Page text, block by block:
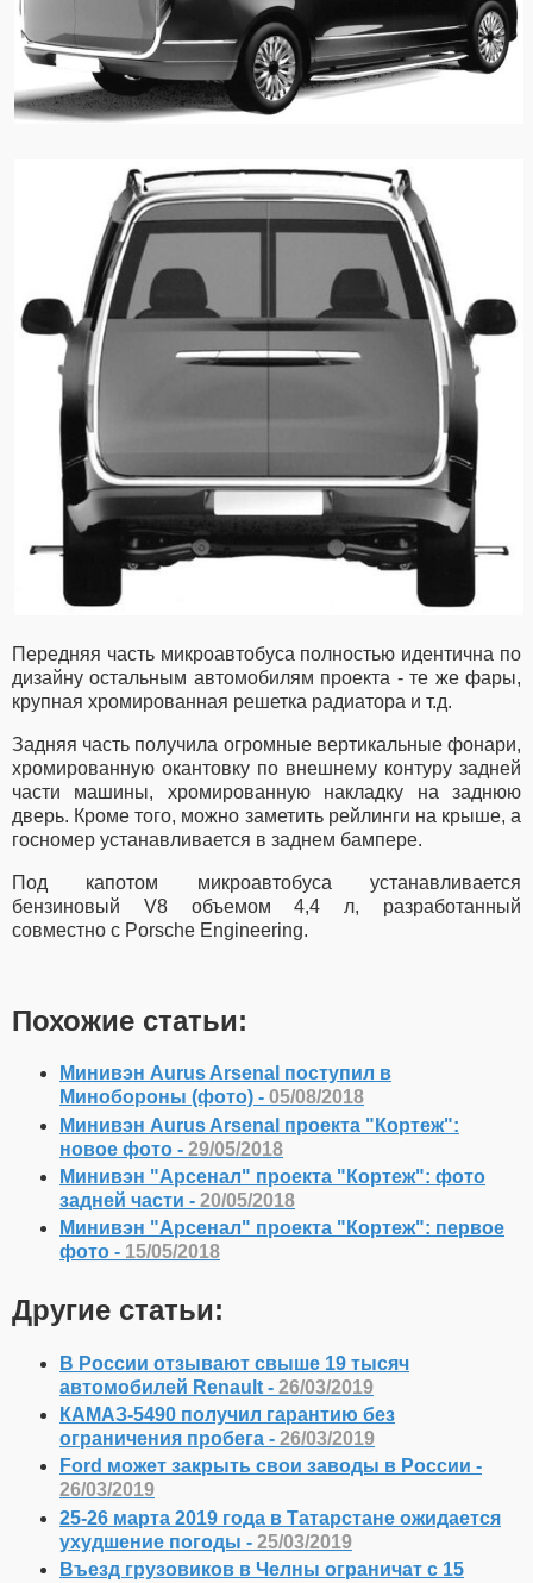
Передняя часть микроавтобуса полностью идентична по
дизайну остальным автомобилям проекта - те же фары,
крупная хромированная решетка радиатора и т.д.
Задняя часть получила огромные вертикальные фонари,
хромированную окантовку по внешнему контуру задней
части машины, хромированную накладку на заднюю
дверь. Кроме того, можно заметить рейлинги на крыше, а
госномер устанавливается в заднем бампере.
Под капотом микроавтобуса устанавливается
бензиновый V8 объемом 4,4 л, разработанный
совместно с Porsche Engineering.
Похожие статьи:
Минивэн Aurus Arsenal поступил в
Минобороны (фото) - 05/08/2018
Минивэн Aurus Arsenal проекта "Кортеж":
новое фото - 29/05/2018
Минивэн "Арсенал" проекта "Кортеж": фото
задней части - 20/05/2018
Минивэн "Арсенал" проекта "Кортеж": первое
фото - 15/05/2018
Другие статьи:
В России отзывают свыше 19 тысяч
автомобилей Renault - 26/03/2019
КАМАЗ-5490 получил гарантию без
ограничения пробега - 26/03/2019
Ford может закрыть свои заводы в России -
26/03/2019
25-26 марта 2019 года в Татарстане ожидается
ухудшение погоды - 25/03/2019
Въезд грузовиков в Челны ограничат с 15